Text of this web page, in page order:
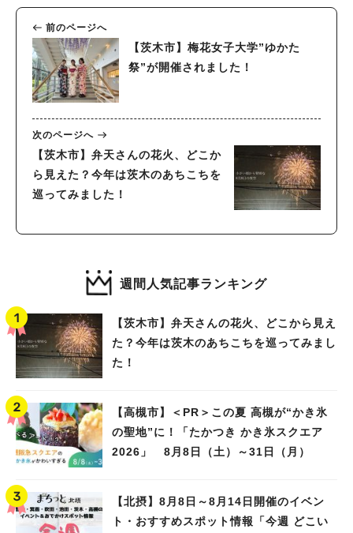
前のページへ
【茨木市】梅花女子大学”ゆかた
祭”が開催されました！
次のページへ
【茨木市】弁天さんの花火、どこか
ら見えた？今年は茨木のあちこちを
巡ってみました！
週間人気記事ランキング
【茨木市】弁天さんの花火、どこから見え
た？今年は茨木のあちこちを巡ってみまし
た！
【高槻市】＜PR＞この夏 高槻が“かき氷
の聖地”に！「たかつき かき氷スクエア
2026」 8月8日（土）～31日（月）
【北摂】8月8日～8月14日開催のイベン
ト・おすすめスポット情報「今週 どこい